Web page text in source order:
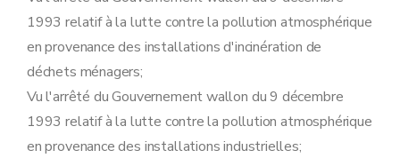
Art. 104
Art. 105
Art. 106
Sous-section 4 Modalités de perception des amendes administratives visées à l'article 76 du décret
Art. 107
Art. 108
Art. 109
Section 10 Désignation des fonctionnaires
1993 relatif à la lutte contre la pollution atmosphérique
en provenance des installations d'incinération de
déchets ménagers;
Vu l'arrêté du Gouvernement wallon du 9 décembre
1993 relatif à la lutte contre la pollution atmosphérique
en provenance des installations industrielles;